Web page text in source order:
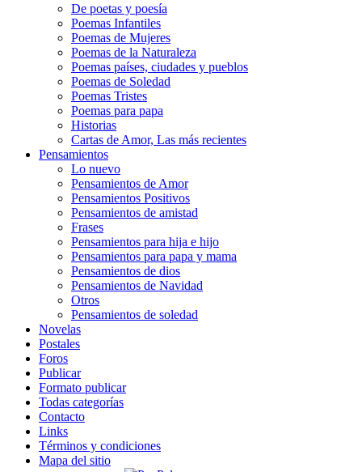
De poetas y poesía
Poemas Infantiles
Poemas de Mujeres
Poemas de la Naturaleza
Poemas países, ciudades y pueblos
Poemas de Soledad
Poemas Tristes
Poemas para papa
Historias
Cartas de Amor, Las más recientes
Pensamientos
Lo nuevo
Pensamientos de Amor
Pensamientos Positivos
Pensamientos de amistad
Frases
Pensamientos para hija e hijo
Pensamientos para papa y mama
Pensamientos de dios
Pensamientos de Navidad
Otros
Pensamientos de soledad
Novelas
Postales
Foros
Publicar
Formato publicar
Todas categorías
Contacto
Links
Términos y condiciones
Mapa del sitio